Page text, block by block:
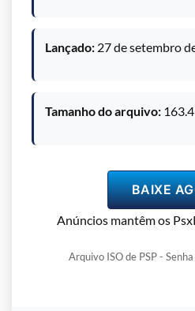
Lançado: 27 de setembro
Tamanho do arquivo:
BAIXE
Anúncios mantêm os
Arquivo ISO de PSP -